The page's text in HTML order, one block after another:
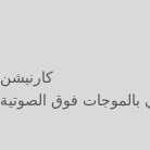
كارنيشن
بالموجات فوق الصوتية